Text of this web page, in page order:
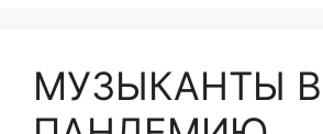
МУЗЫКАНТЫ В